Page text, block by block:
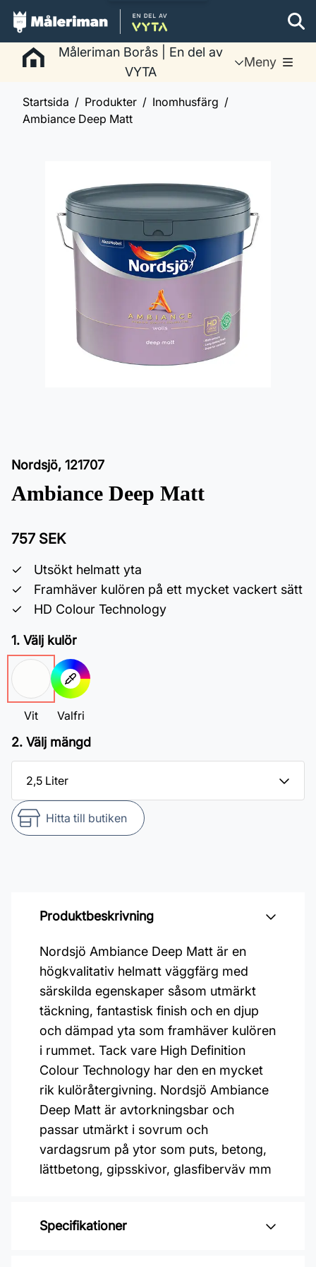
Måleriman Borås | En del av
VYTA
Meny
Startsida Produkter
Inomhusfärg
Ambiance Deep Matt
Nordsjö, 121707
Ambiance Deep Matt
757 SEK
Utsökt helmatt yta
Framhäver kulören på ett mycket vackert sätt
HD Colour Technology
1. Välj kulör
Vit Valfri
2. Välj mängd
Hitta till butiken
Produktbeskrivning
Nordsjö Ambiance Deep Matt är en
högkvalitativ helmatt väggfärg med
särskilda egenskaper såsom utmärkt
täckning, fantastisk finish och en djup
och dämpad yta som framhäver kulören
i rummet. Tack vare High Definition
Colour Technology har den en mycket
rik kulöråtergivning. Nordsjö Ambiance
Deep Matt är avtorkningsbar och
passar utmärkt i sovrum och
vardagsrum på ytor som puts, betong,
lättbetong, gipsskivor, glasfiberväv mm
Specifikationer